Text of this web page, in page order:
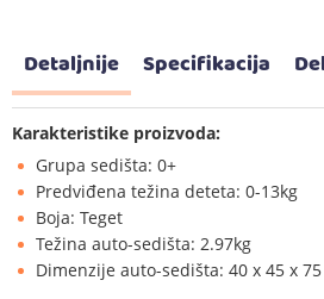
Detaljnije Specifikacija
Karakteristike proizvoda:
Grupa sedišta: 0+
Predviđena težina deteta: 0-13kg
Boja: Teget
Težina auto-sedišta: 2.97kg
Dimenzije auto-sedišta: 40 x 45 x